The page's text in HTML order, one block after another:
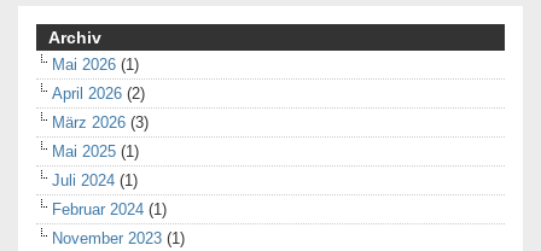
Archiv
Mai 2026 (1)
April 2026 (2)
März 2026 (3)
Mai 2025 (1)
Juli 2024 (1)
Februar 2024 (1)
November 2023 (1)